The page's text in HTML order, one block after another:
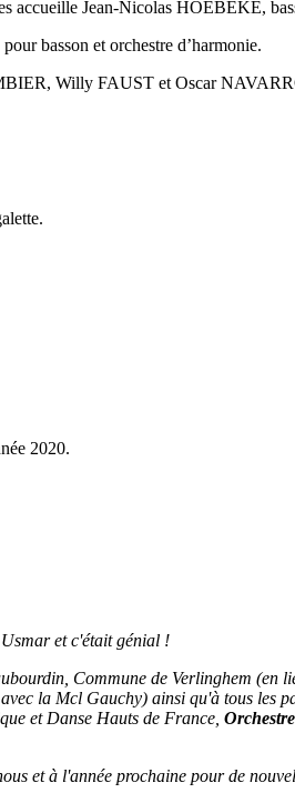
accueille Jean-Nicolas HOEBEKE,
basson et orchestre d’harmonie.
Willy FAUST et Oscar
2020.
et c'était génial !
Commune de Verlinghem (en
la Mcl Gauchy) ainsi qu'à tous les
et Danse Hauts de France,
et à l'année prochaine pour de